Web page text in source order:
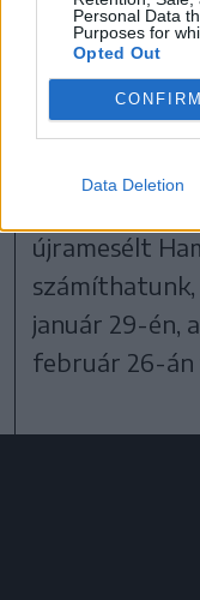
Personal Data
Purposes for
Opted Out
CONFIRM
Data Deletion
Nem
arisztokraták
ugyanis
Bridgerton,
története
újramesélt
számíthatunk,
január 29-én,
február 26-án